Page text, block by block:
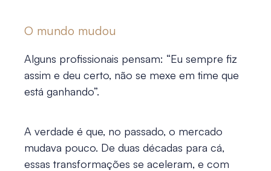
O mundo mudou
Alguns profissionais pensam: “Eu sempre fiz
assim e deu certo, não se mexe em time que
está ganhando”.
A verdade é que, no passado, o mercado
mudava pouco. De duas décadas para cá,
essas transformações se aceleram, e com